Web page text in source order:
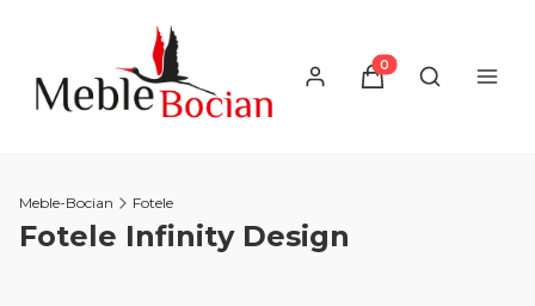
Produkty w
Otwórz
Meble-Bocian Fotele
Fotele Infinity Design